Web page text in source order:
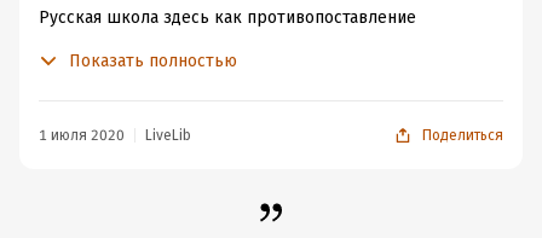
Русская школа здесь как противопоставление
требующую доказательств. И это правильно, т.к.
изложения материала можно просто утонуть в
Показать полностью
1 июля 2020 LiveLib Поделиться